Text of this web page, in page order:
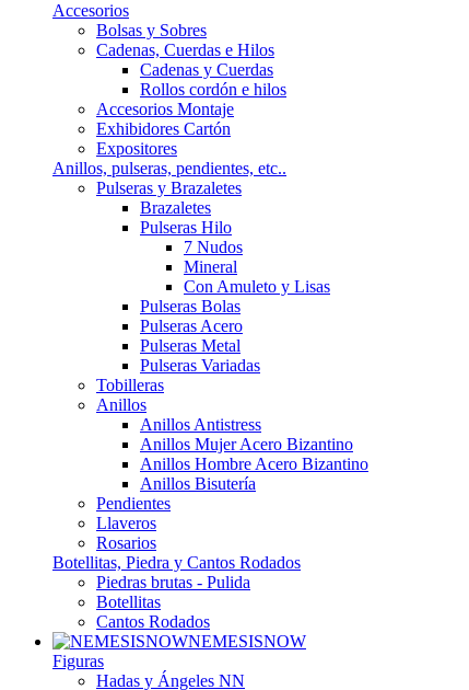
Accesorios
Bolsas y Sobres
Cadenas, Cuerdas e Hilos
Cadenas y Cuerdas
Rollos cordón e hilos
Accesorios Montaje
Exhibidores Cartón
Expositores
Anillos, pulseras, pendientes, etc..
Pulseras y Brazaletes
Brazaletes
Pulseras Hilo
7 Nudos
Mineral
Con Amuleto y Lisas
Pulseras Bolas
Pulseras Acero
Pulseras Metal
Pulseras Variadas
Tobilleras
Anillos
Anillos Antistress
Anillos Mujer Acero Bizantino
Anillos Hombre Acero Bizantino
Anillos Bisutería
Pendientes
Llaveros
Rosarios
Botellitas, Piedra y Cantos Rodados
Piedras brutas - Pulida
Botellitas
Cantos Rodados
NEMESISNOW
Figuras
Hadas y Ángeles NN